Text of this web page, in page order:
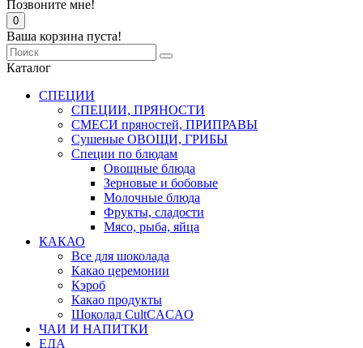
Позвоните мне!
0
Ваша корзина пуста!
Каталог
СПЕЦИИ
СПЕЦИИ, ПРЯНОСТИ
СМЕСИ пряностей, ПРИПРАВЫ
Сушеные ОВОЩИ, ГРИБЫ
Специи по блюдам
Овощные блюда
Зерновые и бобовые
Молочные блюда
Фрукты, сладости
Мясо, рыба, яйца
КАКАО
Все для шоколада
Какао церемонии
Кэроб
Какао продукты
Шоколад CultCACAO
ЧАИ И НАПИТКИ
ЕДА